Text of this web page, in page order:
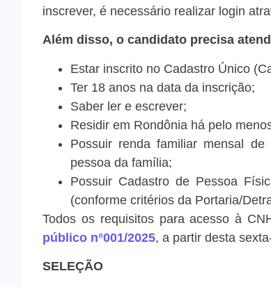
inscrever, é necessário realizar login
Além disso, o candidato precisa
Estar inscrito no Cadastro Único
Ter 18 anos na data da inscrição;
Saber ler e escrever;
Residir em Rondônia há pelo
Possuir renda familiar mensal
pessoa da família;
Possuir Cadastro de Pessoa
(conforme critérios da Portaria/
Todos os requisitos para acesso à
público n°001/2025, a partir desta
SELEÇÃO